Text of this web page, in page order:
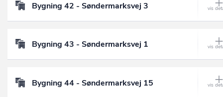
Bygning 42 - Søndermarksvej 3
Bygning 43 - Søndermarksvej 1
Bygning 44 - Søndermarksvej 15